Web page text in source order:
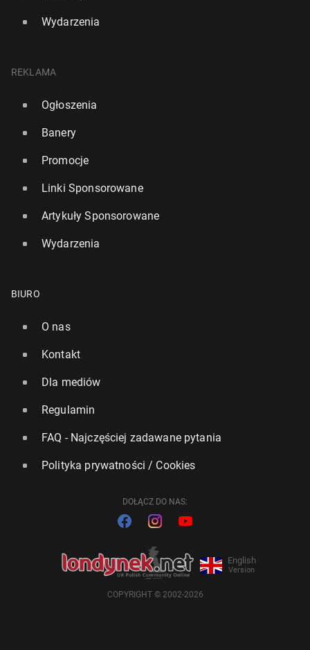
Wydarzenia
REKLAMA
Ogłoszenia
Banery
Promocje
Linki Sponsorowane
Artykuły Sponsorowane
Wydarzenia
BIURO
O nas
Kontakt
Dla mediów
Regulamin
FAQ - Najczęściej zadawane pytania
Polityka prywatności / Cookies
DOŁĄCZ DO NAS:
English
Version
COPYRIGHT © 2002-2026